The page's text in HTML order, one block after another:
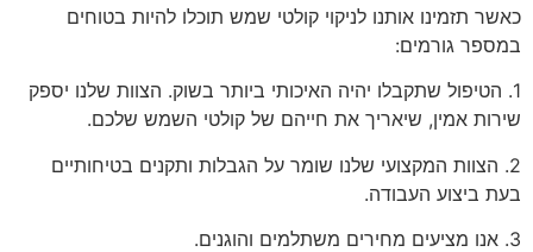
כאשר תזמינו אותנו לניקוי קולטי שמש תוכלו להיות בטוחים
במספר גורמים:
1. הטיפול שתקבלו יהיה האיכותי ביותר בשוק. הצוות שלנו יספק
שירות אמין, שיאריך את חייהם של קולטי השמש שלכם.
2. הצוות המקצועי שלנו שומר על הגבלות ותקנים בטיחותיים
בעת ביצוע העבודה.
3. אנו מציעים מחירים משתלמים והוגנים.